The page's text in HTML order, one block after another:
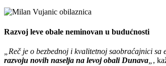
Razvoj leve obale neminovan u budućnosti
„Reč je o bezbednoj i kvalitetnoj saobraćajnici
razvoju novih naselja na levoj obali Dunava ,